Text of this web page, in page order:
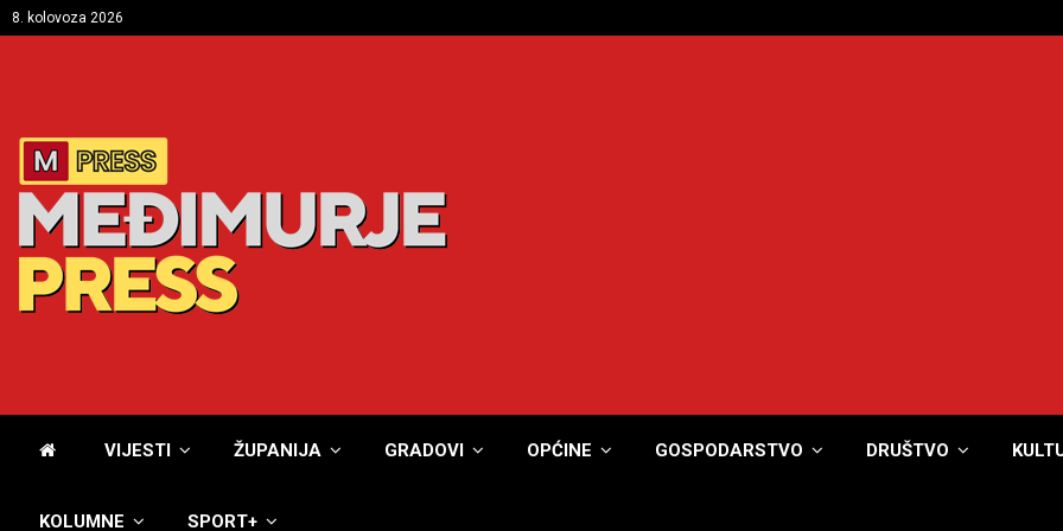
8. kolovoza 2026
VIJESTI ŽUPANIJA GRADOVI OPĆINE GOSPODARSTVO DRUŠTVO
KOLUMNE SPORT+